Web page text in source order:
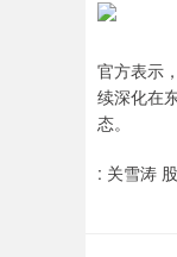
官方表示
续深化在
态。
: 关雪涛